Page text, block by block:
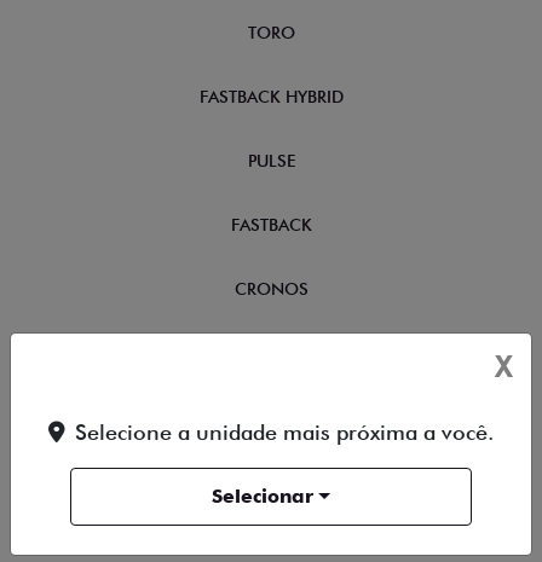
TORO
FASTBACK HYBRID
PULSE
FASTBACK
CRONOS
X
Selecione a unidade mais próxima a você.
Selecionar